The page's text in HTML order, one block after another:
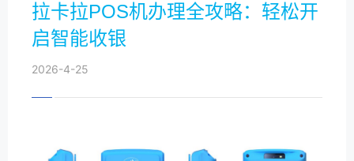
拉卡拉POS机办理全攻略：轻松开
启智能收银
2026-4-25